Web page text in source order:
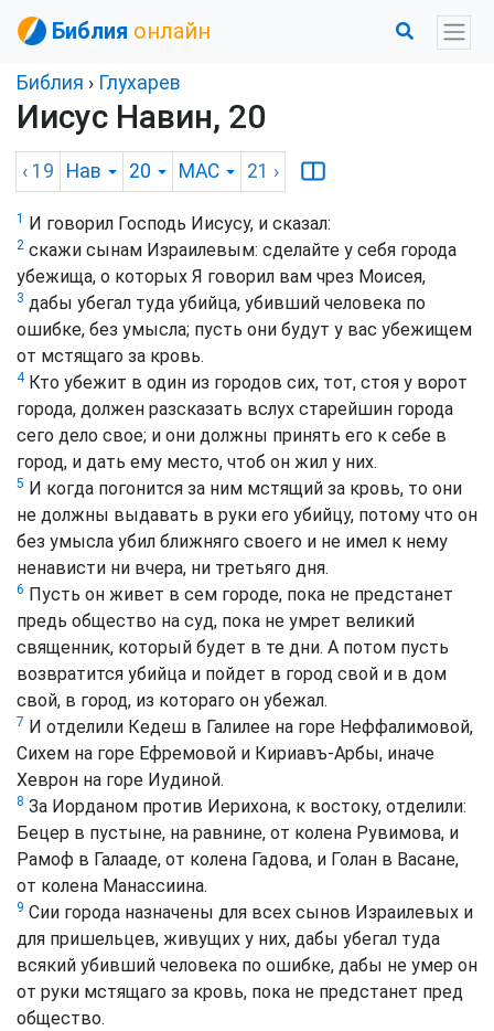
Библия онлайн
Библия › Глухарев
Иисус Навин, 20
‹ 19 Нав 20 MAC 21 ›
1 И говорил Господь Иисусу, и сказал:
2 скажи сынам Израилевым: сделайте у себя города
убежища, о которых Я говорил вам чрез Моисея,
3 дабы убегал туда убийца, убивший человека по
ошибке, без умысла; пусть они будут у вас убежищем
от мстящаго за кровь.
4Кто убежит в один из городов сих, тот, стоя у ворот
города, должен разсказать вслух старейшин города
сего дело свое; и они должны принять его к себе в
город, и дать ему место, чтоб он жил у них.
5 И когда погонится за ним мстящий за кровь, то они
не должны выдавать в руки его убийцу, потому что он
без умысла убил ближняго своего и не имел к нему
ненависти ни вчера, ни третьяго дня.
6 Пусть он живет в сем городе, пока не предстанет
предь общество на суд, пока не умрет великий
священник, который будет в те дни. А потом пусть
возвратится убийца и пойдет в город свой и в дом
свой, в город, из котораго он убежал.
7 И отделили Кедеш в Галилее на горе Неффалимовой,
Сихем на горе Ефремовой и Кириавъ-Арбы, иначе
Хеврон на горе Иудиной.
8 За Иорданом против Иерихона, к востоку, отделили:
Бецер в пустыне, на равнине, от колена Рувимова, и
Рамоф в Галааде, от колена Гадова, и Голан в Васане,
от колена Манассиина.
9 Сии города назначены для всех сынов Израилевых и
для пришельцев, живущих у них, дабы убегал туда
всякий убивший человека по ошибке, дабы не умер он
от руки мстящаго за кровь, пока не предстанет пред
общество.